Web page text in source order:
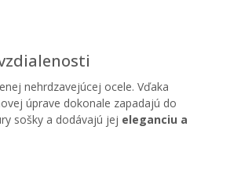
nehrdzavejúcej ocele. Vďaka
úprave dokonale zapadajú do
sošky a dodávajú jej eleganciu a